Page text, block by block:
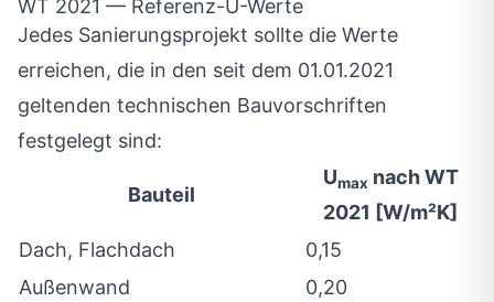
WT 2021 — Referenz-U-Werte
Jedes Sanierungsprojekt sollte die Werte
erreichen, die in den seit dem 01.01.2021
geltenden technischen Bauvorschriften
festgelegt sind:
Bauteil
Umax nach WT
2021 [W/m²K]
Dach, Flachdach
0,15
Außenwand
0,20